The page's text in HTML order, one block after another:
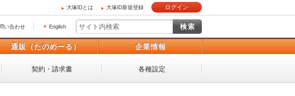
大塚IDとは 大塚ID新規登録 ログイン
い合わせ English
通販（たのめーる） 企業情報
契約・請求書 各種設定